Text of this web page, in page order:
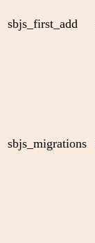
sbjs_first_add
sbjs_migrations